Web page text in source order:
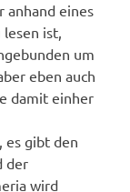
anhand eines
lesen ist,
um
eben auch
damit einher
es gibt den
der
wird